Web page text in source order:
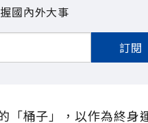
國內外大事
訂閱
桶子」，以作為終身